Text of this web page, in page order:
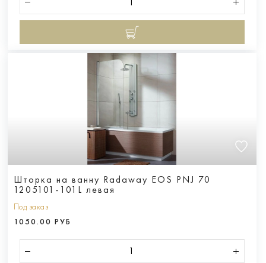
Шторка на ванну Radaway EOS PNJ 70
1205101-101L левая
Под заказ
1050.00 РУБ